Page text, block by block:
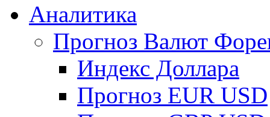
Аналитика
Прогноз Валют
Индекс Доллара
Прогноз EUR USD